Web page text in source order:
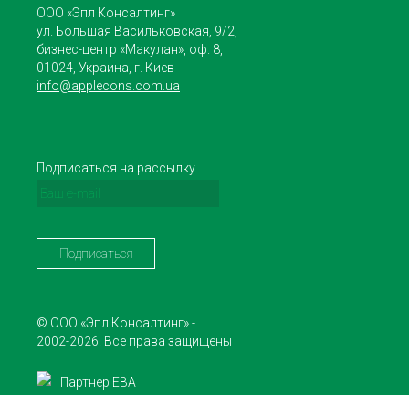
ООО «Эпл Консалтинг»
ул. Большая Васильковская, 9/2,
бизнес-центр «Макулан», оф. 8,
01024, Украина, г. Киев
info@applecons.com.ua
Подписаться на рассылку
© ООО «Эпл Консалтинг» -
2002-2026. Все права защищены
Партнер ЕВА